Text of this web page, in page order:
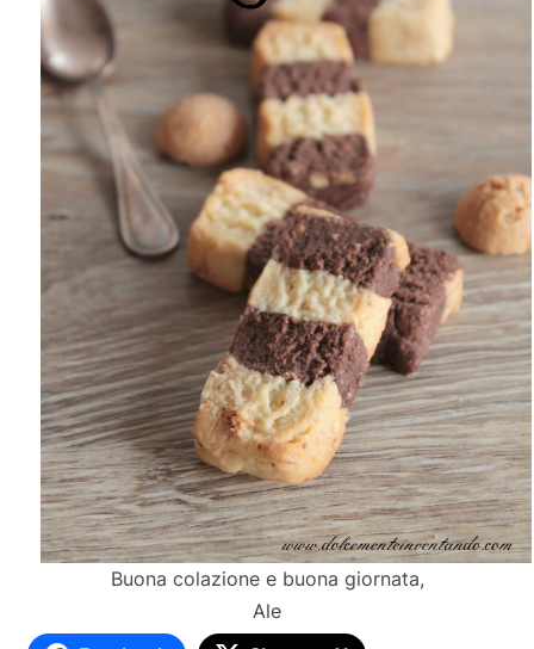
Buona colazione e buona giornata,
Ale